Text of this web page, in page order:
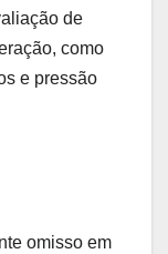
de
como
e pressão
omisso em